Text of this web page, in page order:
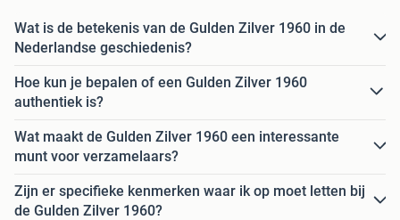
Wat is de betekenis van de Gulden Zilver 1960 in de
Nederlandse geschiedenis?
Hoe kun je bepalen of een Gulden Zilver 1960
authentiek is?
Wat maakt de Gulden Zilver 1960 een interessante
munt voor verzamelaars?
Zijn er specifieke kenmerken waar ik op moet letten bij
de Gulden Zilver 1960?